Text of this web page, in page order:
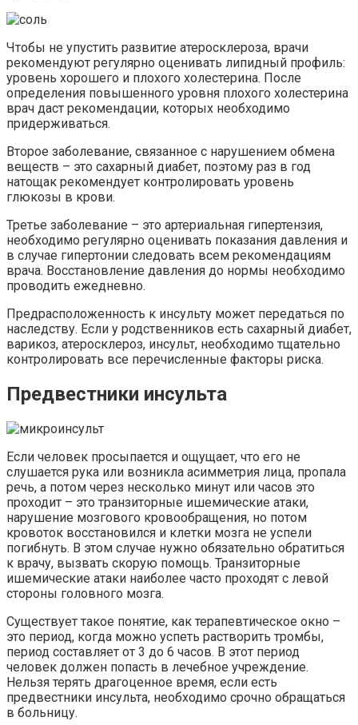
Чтобы не упустить развитие атеросклероза, врачи
рекомендуют регулярно оценивать липидный профиль:
уровень хорошего и плохого холестерина. После
определения повышенного уровня плохого холестерина
врач даст рекомендации, которых необходимо
придерживаться.
Второе заболевание, связанное с нарушением обмена
веществ – это сахарный диабет, поэтому раз в год
натощак рекомендует контролировать уровень
глюкозы в крови.
Третье заболевание – это артериальная гипертензия,
необходимо регулярно оценивать показания давления и
в случае гипертонии следовать всем рекомендациям
врача. Восстановление давления до нормы необходимо
проводить ежедневно.
Предрасположенность к инсульту может передаться по
наследству. Если у родственников есть сахарный диабет,
варикоз, атеросклероз, инсульт, необходимо тщательно
контролировать все перечисленные факторы риска.
Предвестники инсульта
Если человек просыпается и ощущает, что его не
слушается рука или возникла асимметрия лица, пропала
речь, а потом через несколько минут или часов это
проходит – это транзиторные ишемические атаки,
нарушение мозгового кровообращения, но потом
кровоток восстановился и клетки мозга не успели
погибнуть. В этом случае нужно обязательно обратиться
к врачу, вызвать скорую помощь. Транзиторные
ишемические атаки наиболее часто проходят с левой
стороны головного мозга.
Существует такое понятие, как терапевтическое окно –
это период, когда можно успеть растворить тромбы,
период составляет от 3 до 6 часов. В этот период
человек должен попасть в лечебное учреждение.
Нельзя терять драгоценное время, если есть
предвестники инсульта, необходимо срочно обращаться
в больницу.